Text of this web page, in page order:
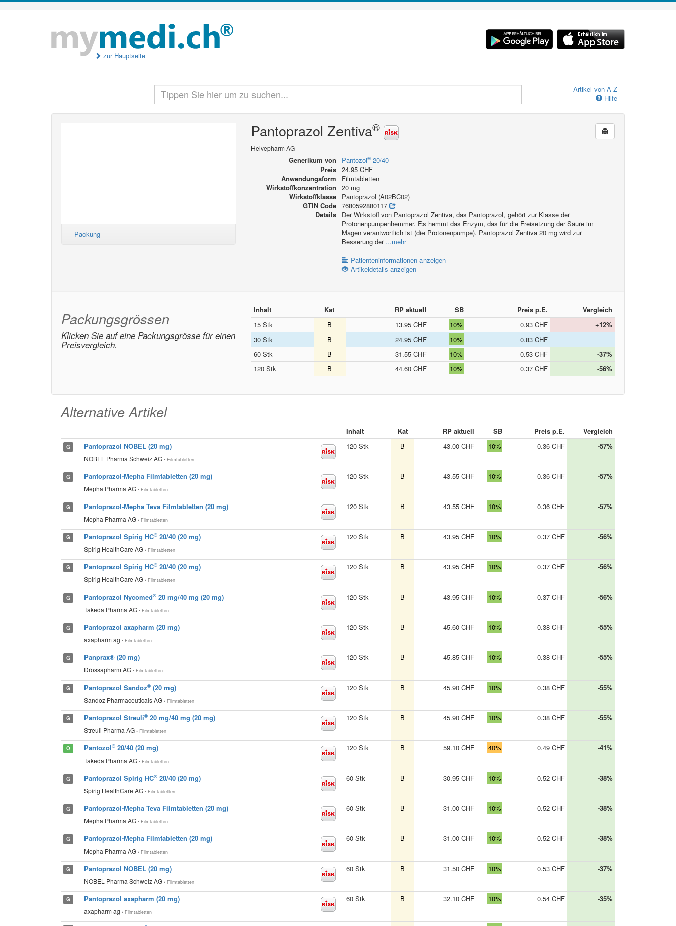
zur Hauptseite
Artikel von A-Z
Hilfe
Packung
Pantoprazol Zentiva®
Helvepharm AG
Generikum von Pantozol®20/40
Preis 24.95 CHF
Anwendungsform
Filmtabletten
Wirkstoffkonzentration 20 mg
Wirkstoffklasse Pantoprazol (A02BC02)
GTIN Code 7680592880117
Details Der Wirkstoff von Pantoprazol Zentiva, das Pantoprazol, gehört zur Klasse der
Protonenpumpenhemmer. Es hemmt das Enzym, das für die Freisetzung der Säure im
Magen verantwortlich ist (die Protonenpumpe). Pantoprazol Zentiva 20 mg wird zur
Besserung der ...mehr
Patienteninformationen anzeigen
Artikeldetails anzeigen
Packungsgrössen
Klicken Sie auf eine Packungsgrösse für einen
Preisvergleich.
Inhalt Kat RP aktuell SB Preis p.E.
Vergleich
15 Stk
B 13.95 CHF 10% 0.93 CHF
+12%
30 Stk
B 24.95 CHF 10%
0.83 CHF
60 Stk
B 31.55 CHF 10% 0.53 CHF
-37%
120 Stk
B 44.60 CHF 10% 0.37 CHF -56%
Alternative Artikel
Inhalt Kat RP aktuell SB Preis p.E. Vergleich
G Pantoprazol NOBEL (20 mg)
NOBEL Pharma Schweiz AG • Filmtabletten
120 Stk B 43.00 CHF 10% 0.36 CHF -57%
G Pantoprazol-Mepha Filmtabletten (20 mg)
Mepha Pharma AG • Filmtabletten
120 Stk B 43.55 CHF 10% 0.36 CHF -57%
G Pantoprazol-Mepha Teva Filmtabletten (20 mg)
Mepha Pharma AG • Filmtabletten
120 Stk B 43.55 CHF 10% 0.36 CHF -57%
G Pantoprazol Spirig HC® 20/40 (20 mg)
Spirig HealthCare AG • Filmtabletten
120 Stk B 43.95 CHF 10% 0.37 CHF -56%
G Pantoprazol Spirig HC® 20/40 (20 mg)
Spirig HealthCare AG • Filmtabletten
120 Stk B 43.95 CHF 10% 0.37 CHF -56%
G Pantoprazol Nycomed® 20 mg/40 mg (20 mg)
Takeda Pharma AG • Filmtabletten
120 Stk B 43.95 CHF 10% 0.37 CHF -56%
G Pantoprazol axapharm (20 mg)
axapharm ag • Filmtabletten
120 Stk B 45.60 CHF 10% 0.38 CHF -55%
G Panprax® (20 mg)
Drossapharm AG • Filmtabletten
120 Stk B 45.85 CHF 10% 0.38 CHF -55%
G Pantoprazol Sandoz® (20 mg)
Sandoz Pharmaceuticals AG • Filmtabletten
120 Stk B 45.90 CHF 10% 0.38 CHF -55%
G Pantoprazol Streuli® 20 mg/40 mg (20 mg)
Streuli Pharma AG • Filmtabletten
120 Stk B 45.90 CHF 10% 0.38 CHF -55%
O Pantozol® 20/40 (20 mg)
Takeda Pharma AG • Filmtabletten
120 Stk B 59.10 CHF 40% 0.49 CHF -41%
G Pantoprazol Spirig HC® 20/40 (20 mg)
Spirig HealthCare AG • Filmtabletten
60 Stk B 30.95 CHF 10% 0.52 CHF -38%
G Pantoprazol-Mepha Teva Filmtabletten (20 mg)
Mepha Pharma AG • Filmtabletten
60 Stk B 31.00 CHF 10% 0.52 CHF -38%
G Pantoprazol-Mepha Filmtabletten (20 mg)
Mepha Pharma AG • Filmtabletten
60 Stk B 31.00 CHF 10% 0.52 CHF -38%
G Pantoprazol NOBEL (20 mg)
NOBEL Pharma Schweiz AG • Filmtabletten
60 Stk B 31.50 CHF 10% 0.53 CHF -37%
G Pantoprazol axapharm (20 mg)
axapharm ag • Filmtabletten
60 Stk B 32.10 CHF 10% 0.54 CHF -35%